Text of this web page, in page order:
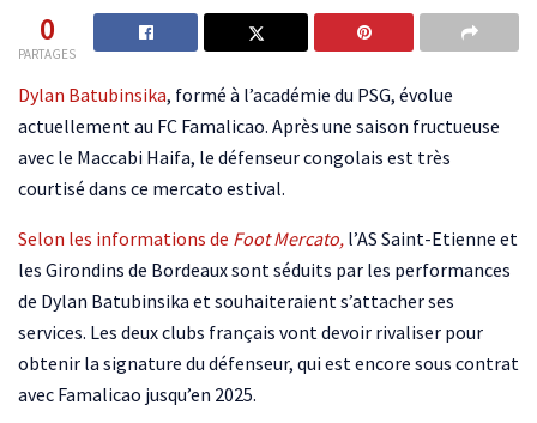
0
PARTAGES
Dylan Batubinsika, formé à l’académie du PSG, évolue
actuellement au FC Famalicao. Après une saison fructueuse
avec le Maccabi Haifa, le défenseur congolais est très
courtisé dans ce mercato estival.
Selon les informations de Foot Mercato, l’AS Saint-Etienne et
les Girondins de Bordeaux sont séduits par les performances
de Dylan Batubinsika et souhaiteraient s’attacher ses
services. Les deux clubs français vont devoir rivaliser pour
obtenir la signature du défenseur, qui est encore sous contrat
avec Famalicao jusqu’en 2025.